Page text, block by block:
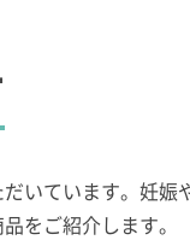
いています。妊
をご紹介します。